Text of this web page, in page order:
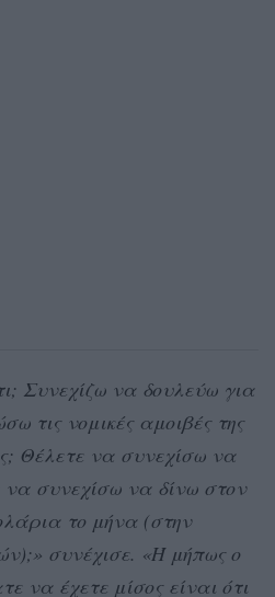
Συνεχίζω να δουλεύω για
τις νομικές αμοιβές της
Θέλετε να συνεχίσω να
να συνεχίσω να δίνω στον
το μήνα (στην
συνέχισε. «Ή μήπως ο
να έχετε μίσος είναι ότι